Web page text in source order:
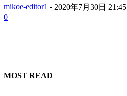
mikoe-editor1 - 2020年7月30日 21:45
0
MOST READ